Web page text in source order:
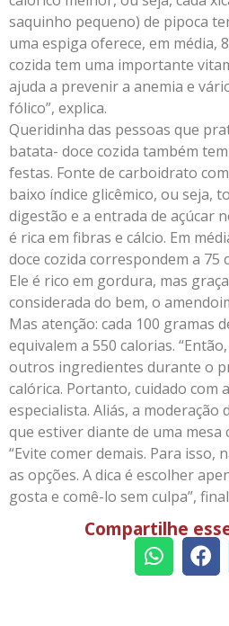
saquinho pequeno) de pipoca
uma espiga oferece, em média,
cozida tem uma importante
ajuda a prevenir a anemia e
fólico”, explica.
Queridinha das pessoas que
batata- doce cozida também
festas. Fonte de carboidrato
baixo índice glicêmico, ou seja,
digestão e a entrada de açúcar
é rica em fibras e cálcio. Em
doce cozida correspondem a 75
Ele é rico em gordura, mas
considerada do bem, o
Mas atenção: cada 100 gramas
equivalem a 550 calorias.
outros ingredientes durante o
calórica. Portanto, cuidado com
especialista. Aliás, a moderação
que estiver diante de uma mesa
“Evite comer demais. Para isso,
as opções. A dica é escolher
gosta e comê-lo sem culpa”,
Compartilhe